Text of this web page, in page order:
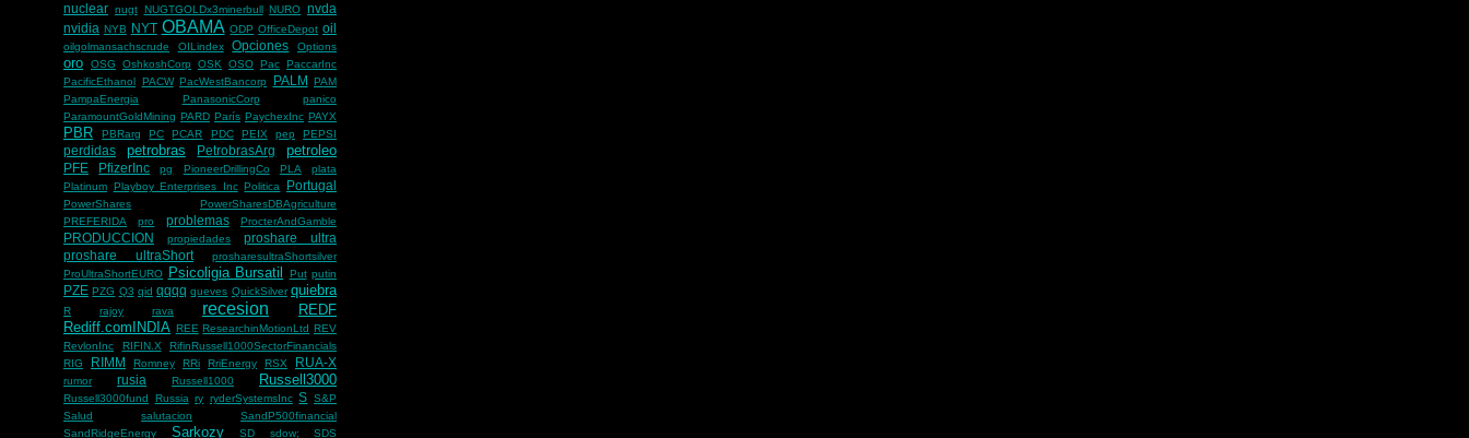
nuclear nugt NUGTGOLDx3minerbull NURO nvda
nvidia NYB NYT OBAMA ODP OfficeDepot oil
oilgolmansachscrude OILindex Opciones Options
oro OSG OshkoshCorp OSK OSO Pac
PaccarInc
PacificEthanol
PACW PacWestBancorp PALM
PAM
PampaEnergia
PanasonicCorp
panico
ParamountGoldMining PARD París PaychexInc PAYX
PBR PBRarg PC PCAR PDC PEIX pep PEPSI
perdidas petrobras PetrobrasArg petroleo
PFE PfizerInc pg PioneerDrillingCo PLA
plata
Platinum
Playboy Enterprises Inc Politica Portugal
PowerShares
PowerSharesDBAgriculture
PREFERIDA
pro problemas ProcterAndGamble
PRODUCCION propiedades
proshare ultra
proshare ultraShort
prosharesultraShortsilver
ProUltraShortEURO
Psicoligia Bursatil Put putin
PZE PZG Q3 qid qqqq queves QuickSilver quiebra
R rajoy rava recesion
REDF
Rediff.comINDIA REE ResearchinMotionLtd
REV
RevlonInc
RIFIN.X
RifinRussell1000SectorFinancials
RIG
RIMM Romney RRi RriEnergy RSX RUA-X
rumor rusia Russell1000 Russell3000
Russell3000fund Russia ry ryderSystemsInc S S&P
Salud
salutacion
SandP500financial
SandRidgeEnergy
Sarkozy SD sdow; SDS